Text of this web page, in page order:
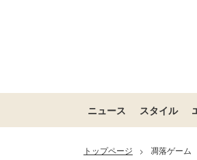
ニュース スタイル
トップページ > 凋落ゲーム